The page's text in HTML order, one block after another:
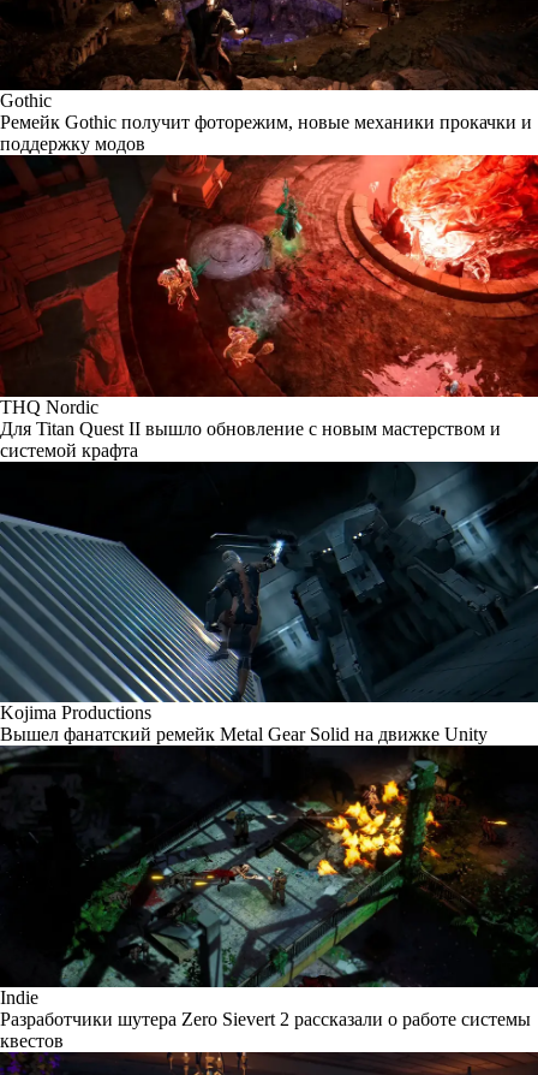
Gothic
Ремейк Gothic получит фоторежим, новые механики прокачки и
поддержку модов
THQ Nordic
Для Titan Quest II вышло обновление с новым мастерством и
системой крафта
Kojima Productions
Вышел фанатский ремейк Metal Gear Solid на движке Unity
Indie
Разработчики шутера Zero Sievert 2 рассказали о работе системы
квестов